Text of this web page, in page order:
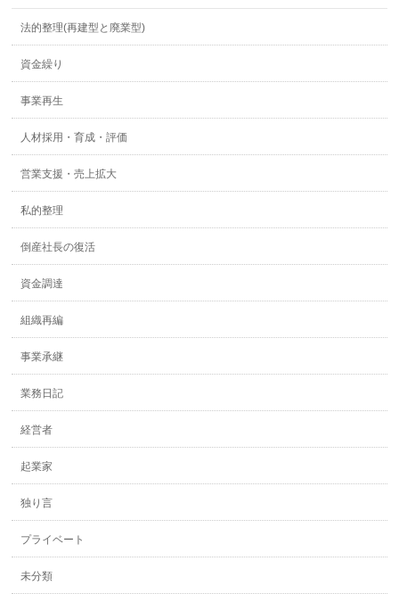
法的整理(再建型と廃業型)
資金繰り
事業再生
人材採用・育成・評価
営業支援・売上拡大
私的整理
倒産社長の復活
資金調達
組織再編
事業承継
業務日記
経営者
起業家
独り言
プライベート
未分類